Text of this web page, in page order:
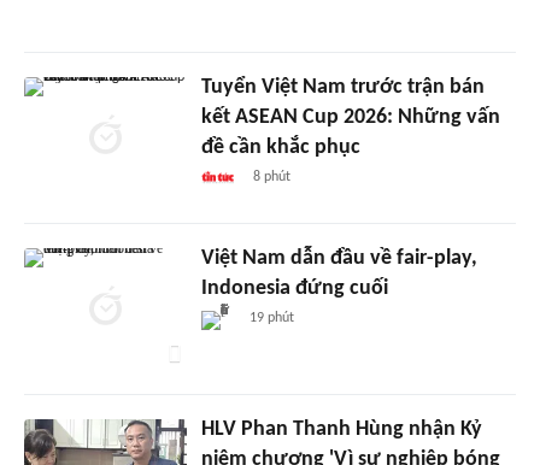
Tuyển Việt Nam trước trận bán
kết ASEAN Cup 2026: Những vấn
đề cần khắc phục
8 phút
Việt Nam dẫn đầu về fair-play,
Indonesia đứng cuối
19 phút
HLV Phan Thanh Hùng nhận Kỷ
niệm chương 'Vì sự nghiệp bóng